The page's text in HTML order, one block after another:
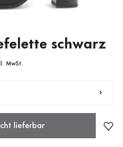
schwarz
MwSt.
lieferbar